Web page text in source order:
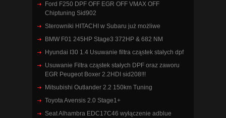
Ford F250 DPF OFF EGR OFF VMAX OFF
Chiptuning Sid902
Sterowniki HITACHI w Subaru już możliwe
BMW F01 245HP Stage3 372HP & 682 NM
Hyundai I30 1.4 Usuwanie filtra cząstek stałych dpf
Usuwanie Filtra cząstek stałych DPF oraz zaworu
EGR Peugeot Boxer 2.2HDI sid208!!!
Mitsubishi Outlander 2.2 150km Tuning
Toyota Avensis 2.0 Stage1+
Seat Alhambra EDC17C46 wyłączenie adblue